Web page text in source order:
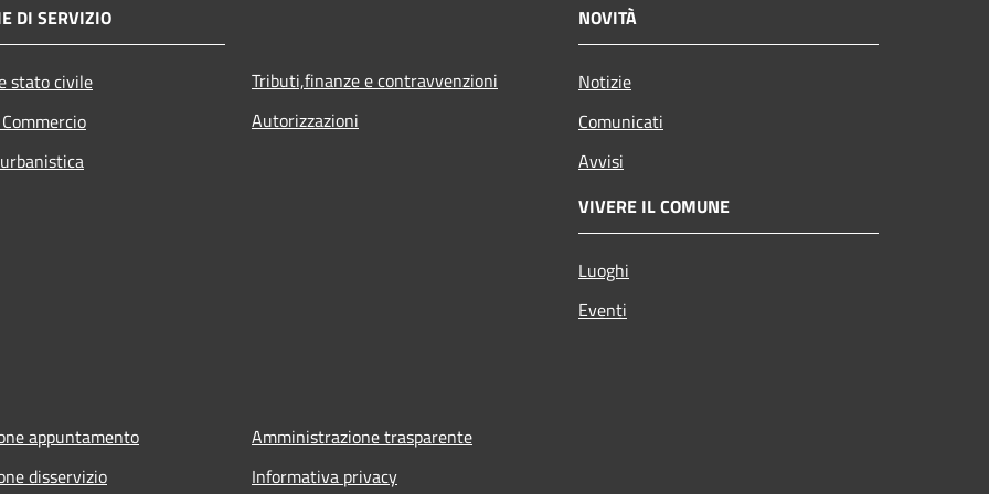
DI SERVIZIO
stato civile
Tributi,finanze e contravvenzioni
Autorizzazioni
NOVITÀ
Notizie
Comunicati
Avvisi
VIVERE IL COMUNE
Luoghi
Eventi
appuntamento
disservizio
Amministrazione trasparente
Informativa privacy